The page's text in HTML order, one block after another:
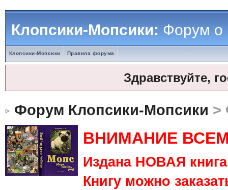
Клопсики-Мопсики:Форум о
Клопсики-Мопсики Правила форума
Здравствуйте,
Форум Клопсики-Мопсики >
ВНИМАНИЕ
Издана НОВАЯ
Книгу можно